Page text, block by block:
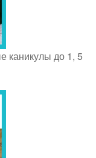
каникулы до 1, 5